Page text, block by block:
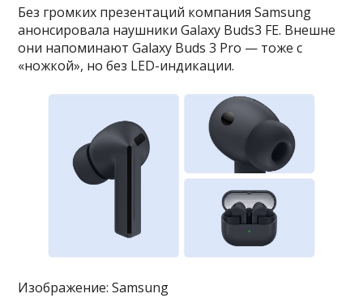
Без громких презентаций компания Samsung
анонсировала наушники Galaxy Buds3 FE. Внешне
они напоминают Galaxy Buds 3 Pro — тоже с
«ножкой», но без LED-индикации.
Изображение: Samsung